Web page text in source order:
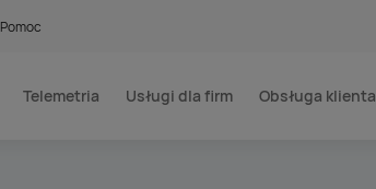
Pomoc
Telemetria Usługi dla firm Obsługa klienta